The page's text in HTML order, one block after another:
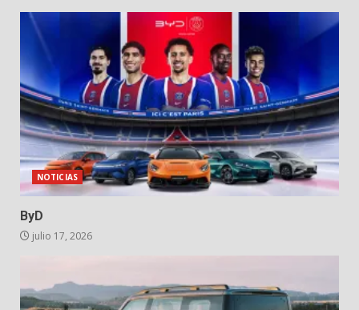
NOTICIAS
ByD
julio 17, 2026